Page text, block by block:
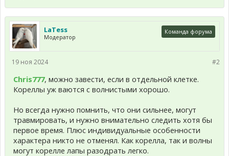
LaTess
Модератор
Команда форума
#2
19 ноя 2024
Chris777, можно завести, если в отдельной клетке.
Кореллы уж ваются с волнистыми хорошо.
Но всегда нужно помнить, что они сильнее, могут
травмировать, и нужно внимательно следить хотя бы
первое время. Плюс индивидуальные особенности
характера никто не отменял. Как корелла, так и волны
могут корелле лапы разодрать легко.